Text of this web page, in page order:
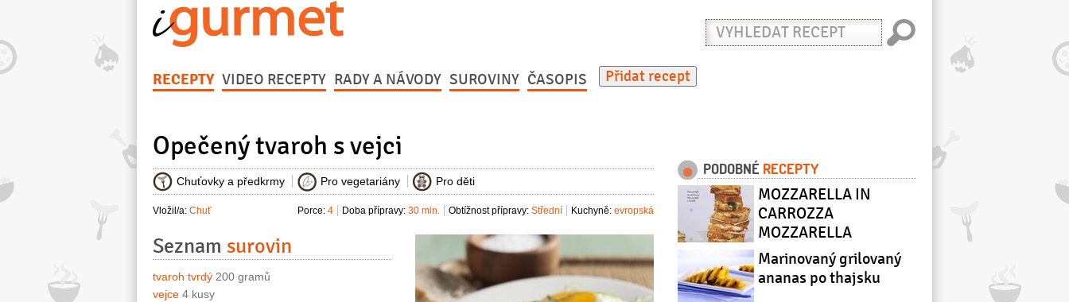
Vyhledat
recept
RECEPTY VIDEO RECEPTY RADY A NÁVODY SUROVINY ČASOPIS Přidat recept
Opečený tvaroh s vejci
Chuťovky a předkrmy Pro vegetariány Pro děti
Vložil/a: Chuť Kuchyně: evropská
Obtížnost přípravy: Střední
Doba přípravy: 30 min.
Porce: 4
Seznam surovin
tvaroh tvrdý 200 gramů
vejce 4 kusy
PODOBNÉ RECEPTY
MOZZARELLA IN
CARROZZA
MOZZARELLA
V KOČÁŘE
Marinovaný grilovaný
ananas po thajsku